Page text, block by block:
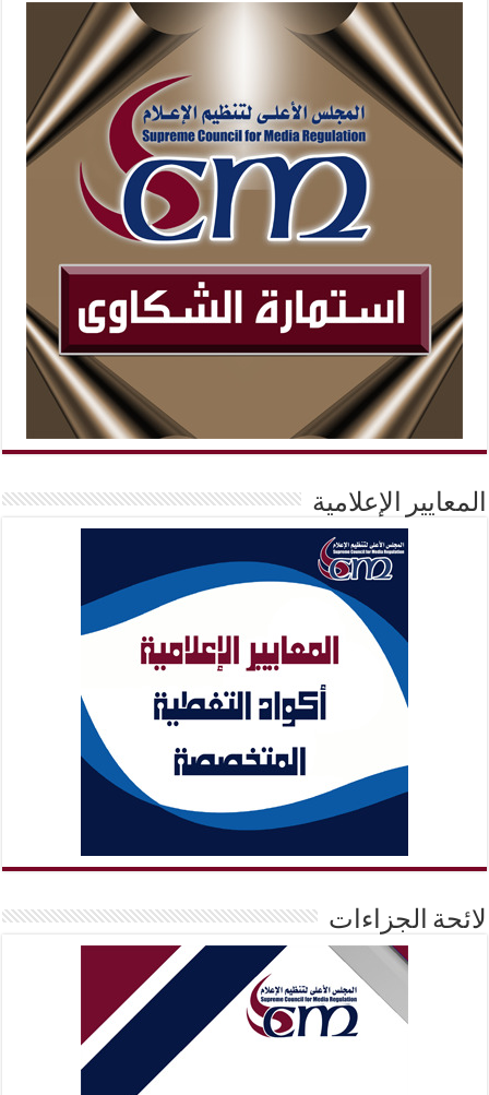
المعايير الإعلامية
لائحة الجزاءات